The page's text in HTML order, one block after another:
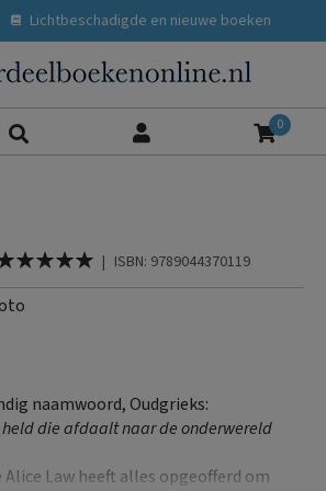
Lichtbeschadigde en nieuwe boeken
0
of
| ISBN: 9789044370119
naamwoord, Oudgrieks:
die afdaalt naar de onderwereld
Law heeft alles opgeofferd om